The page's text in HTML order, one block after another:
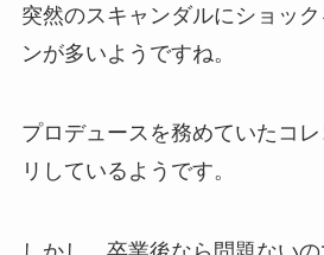
突然のスキャンダルにショッ
ンが多いようですね。
プロデュースを務めていたコ
リしているようです。